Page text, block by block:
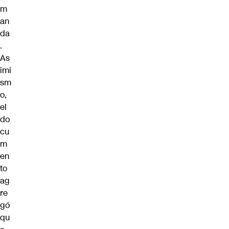
m
an
da
.
As
imi
sm
o,
el
do
cu
m
en
to
ag
re
gó
qu